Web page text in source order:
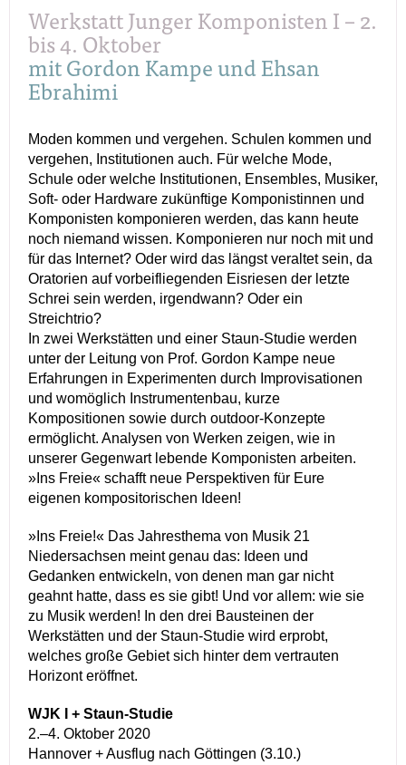
Werkstatt Junger Komponisten I – 2.
bis 4. Oktober
mit Gordon Kampe und Ehsan
Ebrahimi
Moden kommen und vergehen. Schulen kommen und
vergehen, Institutionen auch. Für welche Mode,
Schule oder welche Institutionen, Ensembles, Musiker,
Soft- oder Hardware zukünftige Komponistinnen und
Komponisten komponieren werden, das kann heute
noch niemand wissen. Komponieren nur noch mit und
für das Internet? Oder wird das längst veraltet sein, da
Oratorien auf vorbeifliegenden Eisriesen der letzte
Schrei sein werden, irgendwann? Oder ein
Streichtrio?
In zwei Werkstätten und einer Staun-Studie werden
unter der Leitung von Prof. Gordon Kampe neue
Erfahrungen in Experimenten durch Improvisationen
und womöglich Instrumentenbau, kurze
Kompositionen sowie durch outdoor-Konzepte
ermöglicht. Analysen von Werken zeigen, wie in
unserer Gegenwart lebende Komponisten arbeiten.
»Ins Freie« schafft neue Perspektiven für Eure
eigenen kompositorischen Ideen!
»Ins Freie!« Das Jahresthema von Musik 21
Niedersachsen meint genau das: Ideen und
Gedanken entwickeln, von denen man gar nicht
geahnt hatte, dass es sie gibt! Und vor allem: wie sie
zu Musik werden! In den drei Bausteinen der
Werkstätten und der Staun-Studie wird erprobt,
welches große Gebiet sich hinter dem vertrauten
Horizont eröffnet.
WJK I + Staun-Studie
2.–4. Oktober 2020
Hannover + Ausflug nach Göttingen (3.10.)